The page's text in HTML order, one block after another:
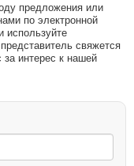
предложения или
по электронной
используйте
свяжется
интерес к нашей